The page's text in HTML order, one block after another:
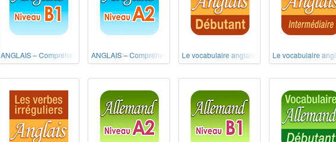
ANGLAIS – Compréhension de l'écrit Niveau B1ANGLAIS – Compréhension de l'écrit Niveau A2
Le vocabulaire anglais débutantLe vocabulaire